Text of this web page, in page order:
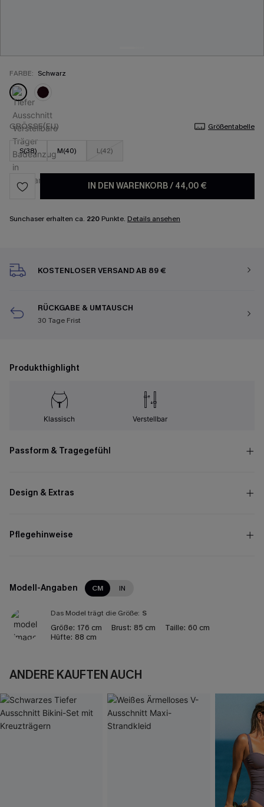
FARBE: Schwarz
GRÖSSE(EU) Größentabelle
S(38) M(40) L(42)
IN DEN WARENKORB/ 44,00 €
Sunchaser erhalten ca. 220 Punkte. Details ansehen
KOSTENLOSER VERSAND AB 89 €
RÜCKGABE & UMTAUSCH
30 Tage Frist
Produkthighlight
Klassisch Verstellbar
Passform & Tragegefühl
Design & Extras
Pflegehinweise
Modell-Angaben CM IN
Das Model trägt die Größe: S
Größe: 176 cm Brust: 85 cm Taille: 60 cm
Hüfte: 88 cm
ANDERE KAUFTEN AUCH